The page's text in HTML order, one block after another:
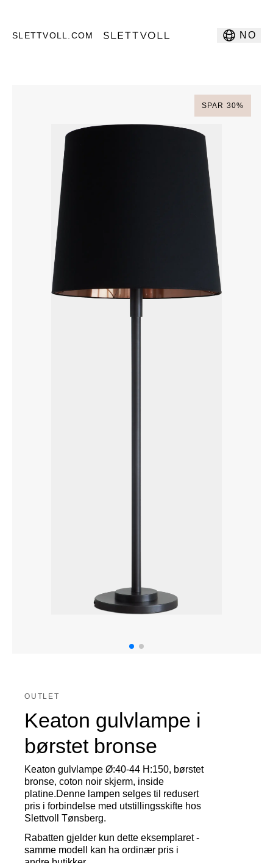
SLETTVOLL.COM NO
SPAR 30%
OUTLET
Keaton gulvlampe i
børstet bronse
Keaton gulvlampe Ø:40-44 H:150, børstet
bronse, coton noir skjerm, inside
platine.Denne lampen selges til redusert
pris i forbindelse med utstillingsskifte hos
Slettvoll Tønsberg.
Rabatten gjelder kun dette eksemplaret -
samme modell kan ha ordinær pris i